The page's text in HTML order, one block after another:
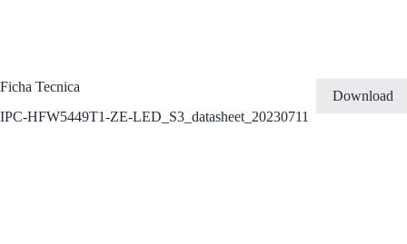
Ficha Tecnica
Download
IPC-HFW5449T1-ZE-LED_S3_datasheet_20230711